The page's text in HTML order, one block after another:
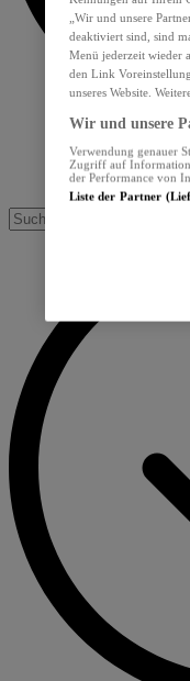
„Wir und unsere
deaktiviert sind, sind
Menü jederzeit wieder
den Link
unseres Website.
Wir und unsere
Verwendung genauer
Zugriff auf
der Performance von
Liste der Partner